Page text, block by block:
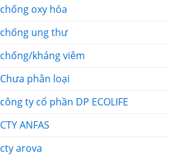
chống oxy hóa
chống ung thư
chống/kháng viêm
Chưa phân loại
công ty cổ phần DP ECOLIFE
CTY ANFAS
cty arova